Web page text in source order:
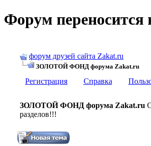
Форум
форум друзей сайта Zakat.ru
ЗОЛОТОЙ ФОНД форума Zakat.ru
Регистрация Справка
ЗОЛОТОЙ ФОНД форума Zakat.ru
разделов!!!